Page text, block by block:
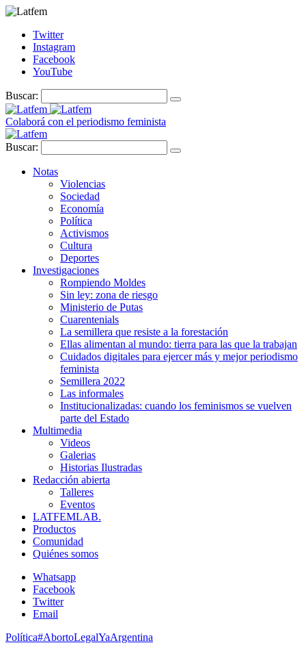
Twitter
Instagram
Facebook
YouTube
Buscar:
Colaborá con el periodismo feminista
Buscar:
Notas
Violencias
Sociedad
Economía
Política
Activismos
Cultura
Deportes
Investigaciones
Rompiendo Moldes
Sin ley: zona de riesgo
Ministerio de Putas
Cuarentenials
La semillera que resiste a la forestación
Ellas alimentan al mundo: tierra para las que la trabajan
Cuidados digitales para ejercer más y mejor periodismo
feminista
Semillera 2022
Las informales
Institucionalizadas: cuando los feminismos se vuelven
parte del Estado
Multimedia
Videos
Galerias
Historias Ilustradas
Redacción abierta
Talleres
Eventos
LATFEMLAB.
Productos
Comunidad
Quiénes somos
Whatsapp
Facebook
Twitter
Email
Política#AbortoLegalYaArgentina